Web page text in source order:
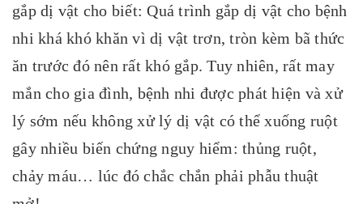
gắp dị vật cho biết: Quá trình gắp dị vật cho bệnh
nhi khá khó khăn vì dị vật trơn, tròn kèm bã thức
ăn trước đó nên rất khó gắp. Tuy nhiên, rất may
mắn cho gia đình, bệnh nhi được phát hiện và xử
lý sớm nếu không xử lý dị vật có thể xuống ruột
gây nhiều biến chứng nguy hiểm: thủng ruột,
chảy máu… lúc đó chắc chắn phải phẫu thuật